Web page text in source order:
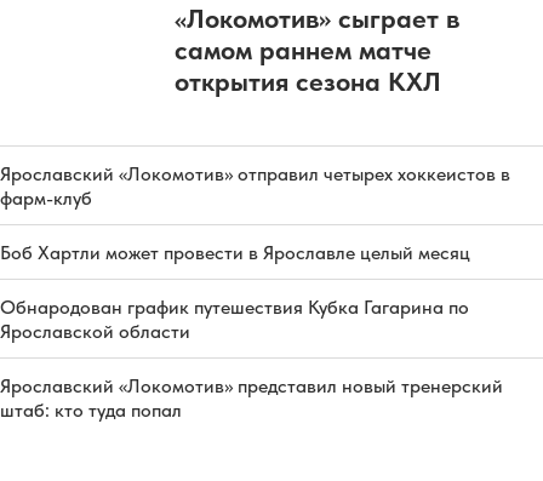
«Локомотив» сыграет в
самом раннем матче
открытия сезона КХЛ
Ярославский «Локомотив» отправил четырех хоккеистов в
фарм-клуб
Боб Хартли может провести в Ярославле целый месяц
Обнародован график путешествия Кубка Гагарина по
Ярославской области
Ярославский «Локомотив» представил новый тренерский
штаб: кто туда попал